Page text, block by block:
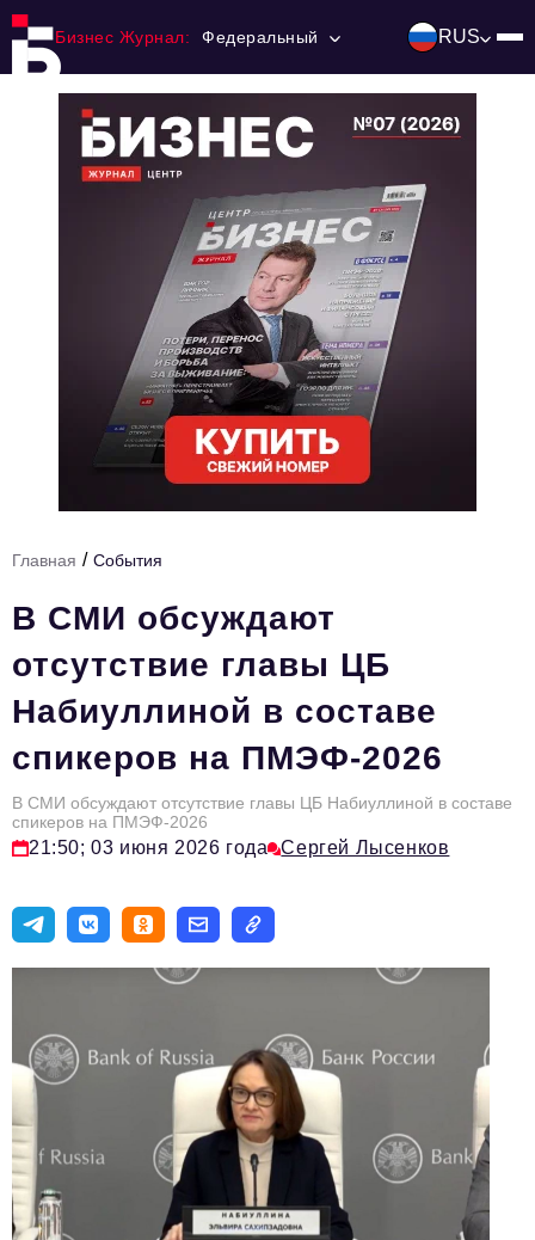
Бизнес Журнал: Федеральный RUS
Ниши и рынки
Технологии и тренды
HR
Персона номера
Юридический практикум
Стиль жизни
Туризм
Импортозамещение
Эксперты
Авторские материалы
Видео
Телефон редакции: +7 495 727-01-67
Электронные почты редакции:
Информационный отдел
info@business-magazine.online
Отдел рекламы
Главная / События
В СМИ обсуждают
отсутствие главы ЦБ
Набиуллиной в составе
спикеров на ПМЭФ-2026
В СМИ обсуждают отсутствие главы ЦБ Набиуллиной в составе
спикеров на ПМЭФ-2026
21:50; 03 июня 2026 года Сергей Лысенков